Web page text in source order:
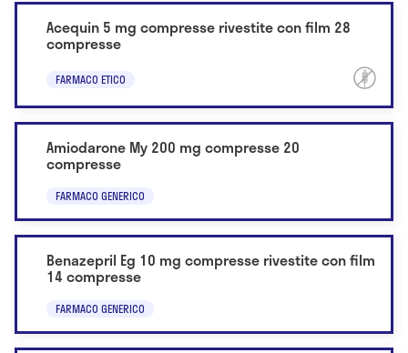
Acequin 5 mg compresse rivestite con film 28
compresse
FARMACO ETICO
Amiodarone My 200 mg compresse 20
compresse
FARMACO GENERICO
Benazepril Eg 10 mg compresse rivestite con film
14 compresse
FARMACO GENERICO